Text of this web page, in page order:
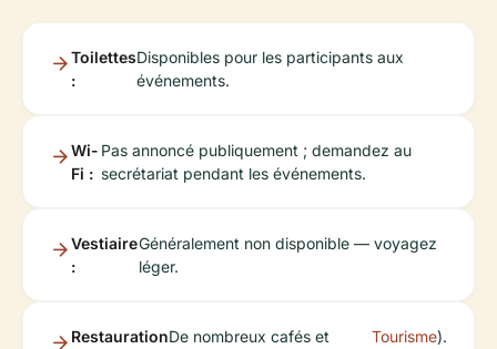
Toilettes
:
Disponibles pour les participants aux
événements.
Wi-
Fi :
Pas annoncé publiquement ; demandez au
secrétariat pendant les événements.
Vestiaire
:
Généralement non disponible — voyagez
léger.
RestaurationDe nombreux cafés et
Tourisme).